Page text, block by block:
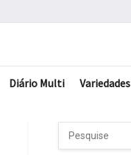
Diário Multi Variedades